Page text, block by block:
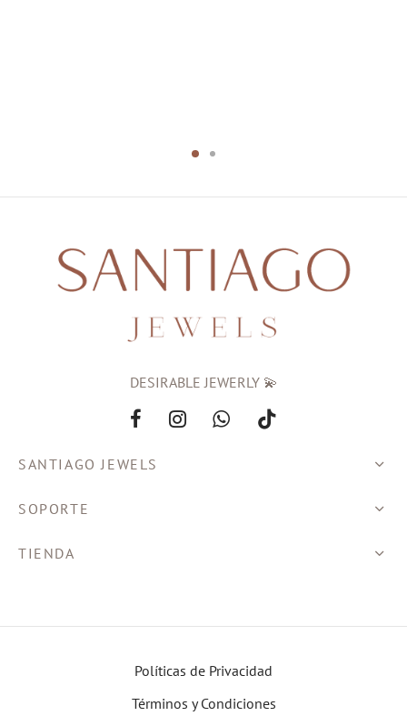
DESIRABLE JEWERLY 💫
SANTIAGO JEWELS
SOPORTE
TIENDA
Políticas de Privacidad
Términos y Condiciones